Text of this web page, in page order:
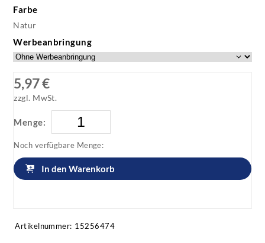
Farbe
Natur
Werbeanbringung
5,97 €
zzgl. MwSt.
Menge:
Noch verfügbare Menge:
In den Warenkorb
Artikelnummer: 15256474